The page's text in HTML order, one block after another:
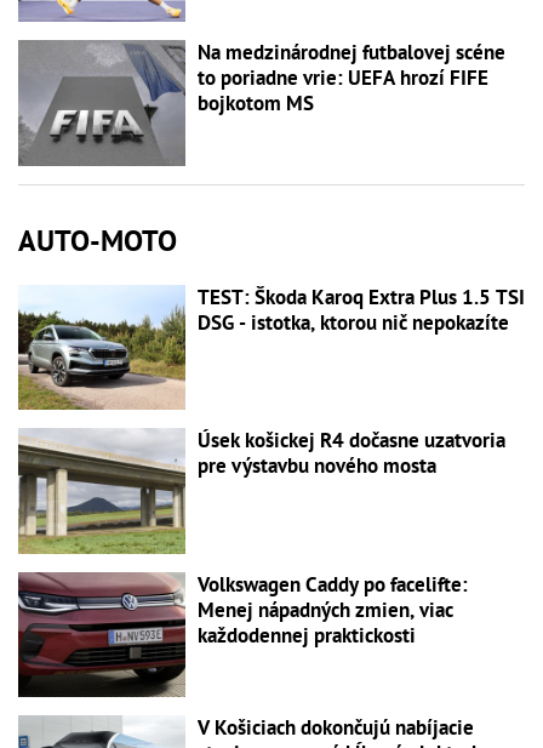
Na medzinárodnej futbalovej scéne
to poriadne vrie: UEFA hrozí FIFE
bojkotom MS
AUTO-MOTO
TEST: Škoda Karoq Extra Plus 1.5 TSI
DSG - istotka, ktorou nič nepokazíte
Úsek košickej R4 dočasne uzatvoria
pre výstavbu nového mosta
Volkswagen Caddy po facelifte:
Menej nápadných zmien, viac
každodennej praktickosti
V Košiciach dokončujú nabíjacie